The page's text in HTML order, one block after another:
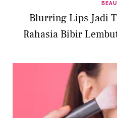
Blurring Lips Jadi
Rahasia Bibir